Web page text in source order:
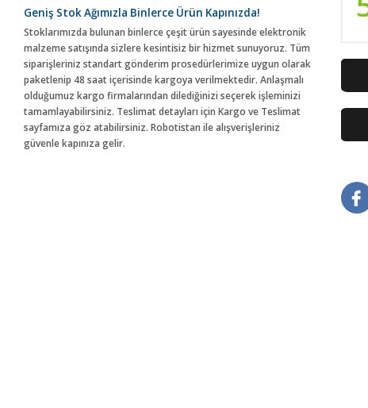
Geniş Stok Ağımızla Binlerce Ürün Kapınızda!
Stoklarımızda bulunan binlerce çeşit ürün sayesinde elektronik
malzeme satışında sizlere kesintisiz bir hizmet sunuyoruz. Tüm
siparişleriniz standart gönderim prosedürlerimize uygun olarak
paketlenip 48 saat içerisinde kargoya verilmektedir. Anlaşmalı
olduğumuz kargo firmalarından dilediğinizi seçerek işleminizi
tamamlayabilirsiniz. Teslimat detayları için Kargo ve Teslimat
sayfamıza göz atabilirsiniz. Robotistan ile alışverişleriniz
güvenle kapınıza gelir.